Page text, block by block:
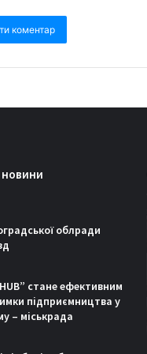
новини
облради
стане ефективним
підприємництва у
– міськрада